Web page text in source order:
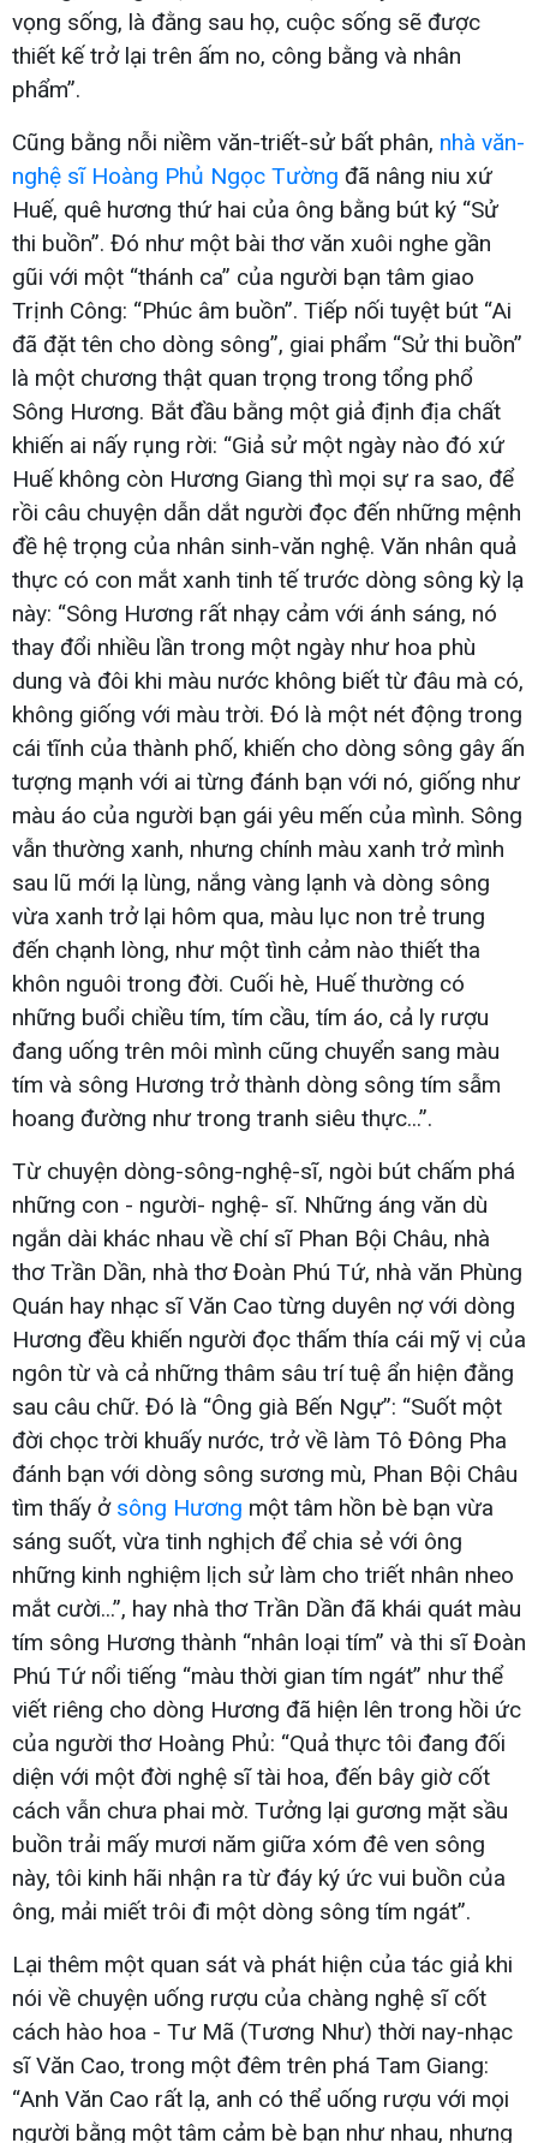
vọng sống, là đằng sau họ, cuộc sống sẽ được
thiết kế trở lại trên ấm no, công bằng và nhân
phẩm”.
Cũng bằng nỗi niềm văn-triết-sử bất phân, nhà văn-
nghệ sĩ Hoàng Phủ Ngọc Tường đã nâng niu xứ
Huế, quê hương thứ hai của ông bằng bút ký “Sử
thi buồn”. Đó như một bài thơ văn xuôi nghe gần
gũi với một “thánh ca” của người bạn tâm giao
Trịnh Công: “Phúc âm buồn”. Tiếp nối tuyệt bút “Ai
đã đặt tên cho dòng sông”, giai phẩm “Sử thi buồn”
là một chương thật quan trọng trong tổng phổ
Sông Hương. Bắt đầu bằng một giả định địa chất
khiến ai nấy rụng rời: “Giả sử một ngày nào đó xứ
Huế không còn Hương Giang thì mọi sự ra sao, để
rồi câu chuyện dẫn dắt người đọc đến những mệnh
đề hệ trọng của nhân sinh-văn nghệ. Văn nhân quả
thực có con mắt xanh tinh tế trước dòng sông kỳ lạ
này: “Sông Hương rất nhạy cảm với ánh sáng, nó
thay đổi nhiều lần trong một ngày như hoa phù
dung và đôi khi màu nước không biết từ đâu mà có,
không giống với màu trời. Đó là một nét động trong
cái tĩnh của thành phố, khiến cho dòng sông gây ấn
tượng mạnh với ai từng đánh bạn với nó, giống như
màu áo của người bạn gái yêu mến của mình. Sông
vẫn thường xanh, nhưng chính màu xanh trở mình
sau lũ mới lạ lùng, nắng vàng lạnh và dòng sông
vừa xanh trở lại hôm qua, màu lục non trẻ trung
đến chạnh lòng, như một tình cảm nào thiết tha
khôn nguôi trong đời. Cuối hè, Huế thường có
những buổi chiều tím, tím cầu, tím áo, cả ly rượu
đang uống trên môi mình cũng chuyển sang màu
tím và sông Hương trở thành dòng sông tím sẫm
hoang đường như trong tranh siêu thực...”.
Từ chuyện dòng-sông-nghệ-sĩ, ngòi bút chấm phá
những con - người- nghệ- sĩ. Những áng văn dù
ngắn dài khác nhau về chí sĩ Phan Bội Châu, nhà
thơ Trần Dần, nhà thơ Đoàn Phú Tứ, nhà văn Phùng
Quán hay nhạc sĩ Văn Cao từng duyên nợ với dòng
Hương đều khiến người đọc thấm thía cái mỹ vị của
ngôn từ và cả những thâm sâu trí tuệ ẩn hiện đằng
sau câu chữ. Đó là “Ông già Bến Ngự”: “Suốt một
đời chọc trời khuấy nước, trở về làm Tô Đông Pha
đánh bạn với dòng sông sương mù, Phan Bội Châu
tìm thấy ởsông Hương một tâm hồn bè bạn vừa
sáng suốt, vừa tinh nghịch để chia sẻ với ông
những kinh nghiệm lịch sử làm cho triết nhân nheo
mắt cười...”, hay nhà thơ Trần Dần đã khái quát màu
tím sông Hương thành “nhân loại tím” và thi sĩ Đoàn
Phú Tứ nổi tiếng “màu thời gian tím ngát” như thể
viết riêng cho dòng Hương đã hiện lên trong hồi ức
của người thơ Hoàng Phủ: “Quả thực tôi đang đối
diện với một đời nghệ sĩ tài hoa, đến bây giờ cốt
cách vẫn chưa phai mờ. Tưởng lại gương mặt sầu
buồn trải mấy mươi năm giữa xóm đê ven sông
này, tôi kinh hãi nhận ra từ đáy ký ức vui buồn của
ông, mải miết trôi đi một dòng sông tím ngát”.
Lại thêm một quan sát và phát hiện của tác giả khi
nói về chuyện uống rượu của chàng nghệ sĩ cốt
cách hào hoa - Tư Mã (Tương Như) thời nay-nhạc
sĩ Văn Cao, trong một đêm trên phá Tam Giang:
“Anh Văn Cao rất lạ, anh có thể uống rượu với mọi
người bằng một tâm cảm bè bạn như nhau, nhưng